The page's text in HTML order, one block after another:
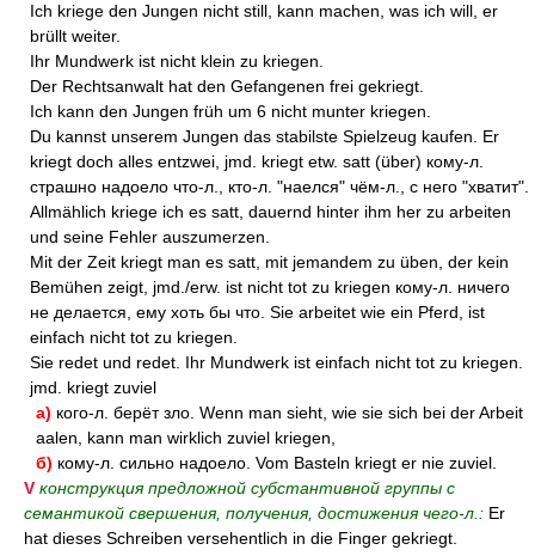
Ich kriege den Jungen nicht still, kann machen, was ich will, er
brüllt weiter.
Ihr Mundwerk ist nicht klein zu kriegen.
Der Rechtsanwalt hat den Gefangenen frei gekriegt.
Ich kann den Jungen früh um 6 nicht munter kriegen.
Du kannst unserem Jungen das stabilste Spielzeug kaufen. Er
kriegt doch alles entzwei, jmd. kriegt etw. satt (über) кому-л.
страшно надоело что-л., кто-л. "наелся" чём-л., с него "хватит".
Allmählich kriege ich es satt, dauernd hinter ihm her zu arbeiten
und seine Fehler auszumerzen.
Mit der Zeit kriegt man es satt, mit jemandem zu üben, der kein
Bemühen zeigt, jmd./erw. ist nicht tot zu kriegen кому-л. ничего
не делается, ему хоть бы что. Sie arbeitet wie ein Pferd, ist
einfach nicht tot zu kriegen.
Sie redet und redet. Ihr Mundwerk ist einfach nicht tot zu kriegen.
jmd. kriegt zuviel
а) кого-л. берёт зло. Wenn man sieht, wie sie sich bei der Arbeit
aalen, kann man wirklich zuviel kriegen,
б) кому-л. сильно надоело. Vom Basteln kriegt er nie zuviel.
V конструкция предложной субстантивной группы с
семантикой свершения, получения, достижения чего-л.: Er
hat dieses Schreiben versehentlich in die Finger gekriegt.